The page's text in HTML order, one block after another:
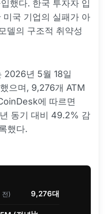
했다. 한국 투자자 입
국 기업의 실패가 아
델의 구조적 취약성
년 5월 18일
으며, 9,276개 ATM
에 따르면
동기 대비 49.2% 감
했다.
전) 9,276대